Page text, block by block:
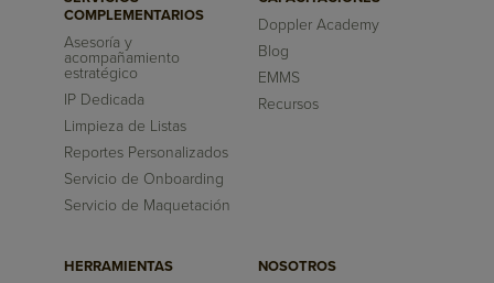
COMPLEMENTARIOS
Asesoría y
acompañamiento
estratégico
IP Dedicada
Limpieza de Listas
Reportes Personalizados
Servicio de Onboarding
Servicio de Maquetación
Doppler Academy
Blog
EMMS
Recursos
HERRAMIENTAS NOSOTROS